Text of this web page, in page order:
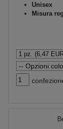
Unisex
Misura